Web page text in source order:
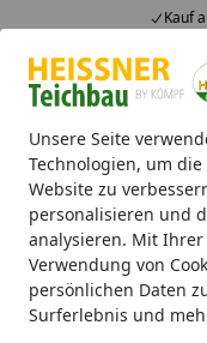
Unsere Seite
Technologien, um
Website zu
personalisieren und
analysieren. Mit
Verwendung von
persönlichen Daten
Surferlebnis und
Kauf
Alle Produkte
Mein Konto
Suchen
Startseite
Infos zur
Wo erfahre
Bestellung?
Unter der Rubrik "